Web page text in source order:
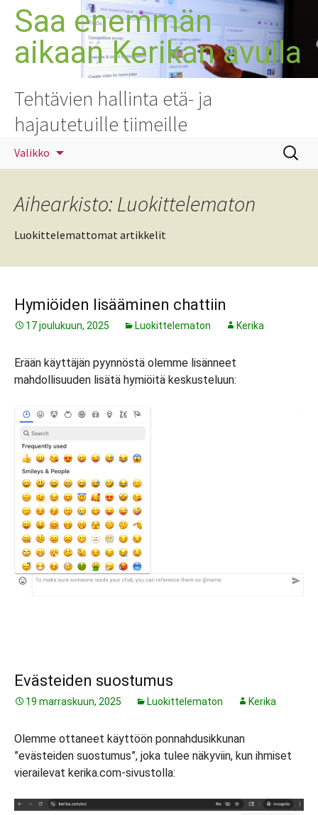
Siirry
sisältöön
Saa enemmän
aikaan Kerikan avulla
Tehtävien hallinta etä- ja
hajautetuille tiimeille
Valikko
Haku:
Aihearkisto: Luokittelematon
Luokittelemattomat artikkelit
Hymiöiden lisääminen chattiin
17 joulukuun, 2025 Luokittelematon Kerika
Erään käyttäjän pyynnöstä olemme lisänneet
mahdollisuuden lisätä hymiöitä keskusteluun:
Evästeiden suostumus
19 marraskuun, 2025 Luokittelematon Kerika
Olemme ottaneet käyttöön ponnahdusikkunan
”evästeiden suostumus”, joka tulee näkyviin, kun ihmiset
vierailevat kerika.com-sivustolla: